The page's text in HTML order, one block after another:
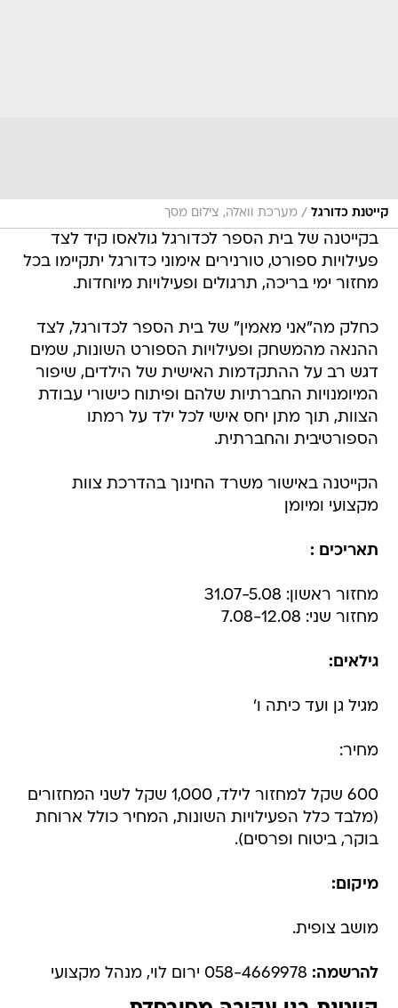
קייטנת כדורגל / מערכת וואלה, צילום מסך
בקייטנה של בית הספר לכדורגל גולאסו קיד לצד
פעילויות ספורט, טורנירים אימוני כדורגל יתקיימו בכל
מחזור ימי בריכה, תרגולים ופעילויות מיוחדות.
כחלק מה"אני מאמין" של בית הספר לכדורגל, לצד
ההנאה מהמשחק ופעילויות הספורט השונות, שמים
דגש רב על ההתקדמות האישית של הילדים, שיפור
המיומנויות החברתיות שלהם ופיתוח כישורי עבודת
הצוות, תוך מתן יחס אישי לכל ילד על רמתו
הספורטיבית והחברתית.
הקייטנה באישור משרד החינוך בהדרכת צוות
מקצועי ומיומן
תאריכים :
מחזור ראשון: 31.07-5.08
מחזור שני: 7.08-12.08
גילאים:
מגיל גן ועד כיתה ו'
מחיר:
600 שקל למחזור לילד, 1,000 שקל לשני המחזורים
(מלבד כלל הפעילויות השונות, המחיר כולל ארוחת
בוקר, ביטוח ופרסים).
מיקום:
מושב צופית.
להרשמה: